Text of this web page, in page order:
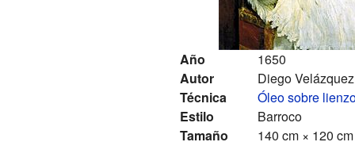
Año
1650
Autor
Diego Velázquez
Técnica
Óleo sobre
Estilo
Barroco
Tamaño
140 cm × 120 cm